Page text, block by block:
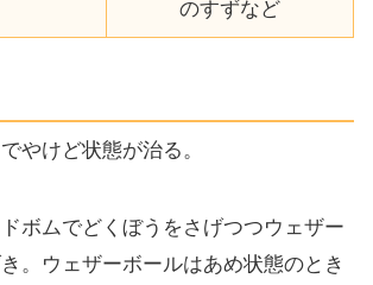
のすずなど
やけど状態が治る。
ボムでどくぼうをさげつつウェザー
。ウェザーボールはあめ状態のとき